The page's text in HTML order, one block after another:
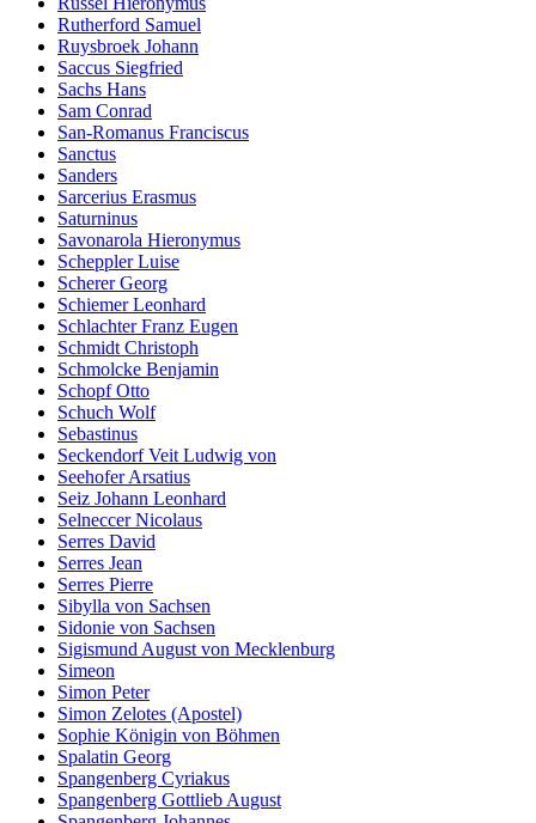
Rutherford Samuel
Ruysbroek Johann
Saccus Siegfried
Sachs Hans
Sam Conrad
San-Romanus Franciscus
Sanctus
Sanders
Sarcerius Erasmus
Saturninus
Savonarola Hieronymus
Scheppler Luise
Scherer Georg
Schiemer Leonhard
Schlachter Franz Eugen
Schmidt Christoph
Schmolcke Benjamin
Schopf Otto
Schuch Wolf
Sebastinus
Seckendorf Veit Ludwig von
Seehofer Arsatius
Seiz Johann Leonhard
Selneccer Nicolaus
Serres David
Serres Jean
Serres Pierre
Sibylla von Sachsen
Sidonie von Sachsen
Sigismund August von Mecklenburg
Simeon
Simon Peter
Simon Zelotes (Apostel)
Sophie Königin von Böhmen
Spalatin Georg
Spangenberg Cyriakus
Spangenberg Gottlieb August